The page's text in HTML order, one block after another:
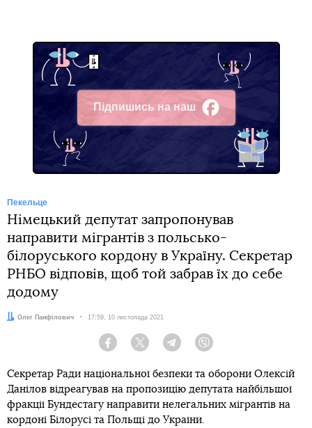
Підпишись на наш
Facebook
Пекельце
Німецький депутат запропонував
направити мігрантів з польсько-
білоруського кордону в Україну. Секретар
РНБО відповів, щоб той забрав їх до себе
додому
Автор:
Олег Панфілович Дата:
17:59, 10 листопада 2021
Facebook Twitter Telegram
Секретар Ради національної безпеки та оборони Олексій
Данілов відреагував на пропозицію депутата найбільшої
фракції Бундестагу направити нелегальних мігрантів на
кордоні Білорусі та Польщі до України.